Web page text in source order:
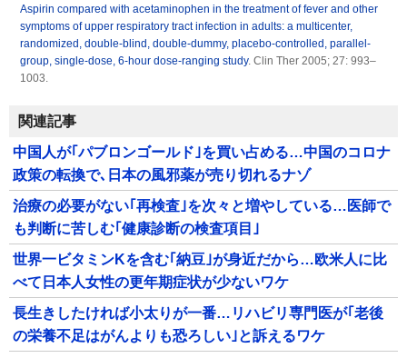
Aspirin compared with acetaminophen in the treatment of fever and other
symptoms of upper respiratory tract infection in adults: a multicenter,
randomized, double-blind, double-dummy, placebo-controlled, parallel-
group, single-dose, 6-hour dose-ranging study. Clin Ther 2005; 27: 993–
1003.
関連記事
中国人が｢パブロンゴールド｣を買い占める…中国のコロナ
政策の転換で､日本の風邪薬が売り切れるナゾ
治療の必要がない｢再検査｣を次々と増やしている…医師で
も判断に苦しむ｢健康診断の検査項目｣
世界一ビタミンKを含む｢納豆｣が身近だから…欧米人に比
べて日本人女性の更年期症状が少ないワケ
長生きしたければ小太りが一番…リハビリ専門医が｢老後
の栄養不足はがんよりも恐ろしい｣と訴えるワケ